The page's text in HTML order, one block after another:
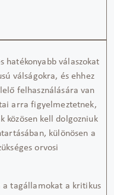
hatékonyabb válaszokat
válságokra, és ehhez
felhasználására van
arra figyelmeztetnek,
közösen kell dolgozniuk
különösen a
orvosi
a tagállamokat a kritikus